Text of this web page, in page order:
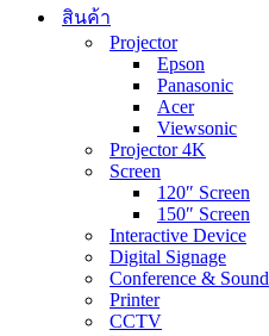
สินค้า
Projector
Epson
Panasonic
Acer
Viewsonic
Projector 4K
Screen
120″ Screen
150″ Screen
Interactive Device
Digital Signage
Conference & Sound
Printer
CCTV